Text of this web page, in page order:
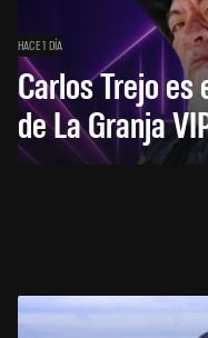
HACE 1 DÍA
Carlos Trejo
de La Granja